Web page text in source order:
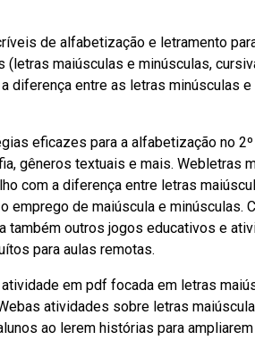
de alfabetização e letramento
maiúsculas e minúsculas,
diferença entre as letras minúsculas
eficazes para a alfabetização no
gêneros textuais e mais. Webletras
com a diferença entre letras
de maiúscula e minúsculas.
também outros jogos educativos e
para aulas remotas.
em pdf focada em letras
atividades sobre letras
ao lerem histórias para